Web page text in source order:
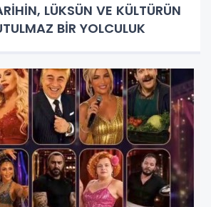
LÜKSÜN VE KÜLTÜRÜN
BİR YOLCULUK